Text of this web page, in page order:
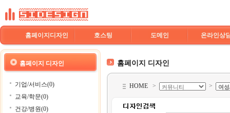
홈페이지디자인 호스팅 도메인 온라인상
홈페이지 디자인
기업/서비스(0)
교육/학문(0)
건강/병원(0)
홈페이지 디자인
HOME > >